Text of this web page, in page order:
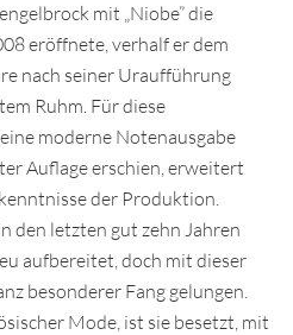
mit „Niobe” die
eröffnete, verhalf er dem
nach seiner Uraufführung
Ruhm. Für diese
moderne Notenausgabe
Auflage erschien, erweitert
der Produktion.
den letzten gut zehn Jahren
aufbereitet, doch mit dieser
besonderer Fang gelungen.
Mode, ist sie besetzt, mit